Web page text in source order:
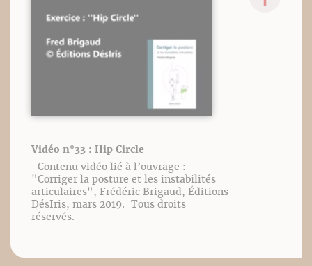
Vidéo n°33 : Hip Circle
Contenu vidéo lié à l’ouvrage :
"Corriger la posture et les instabilités
articulaires", Frédéric Brigaud, Éditions
DésIris, mars 2019. Tous droits
réservés.